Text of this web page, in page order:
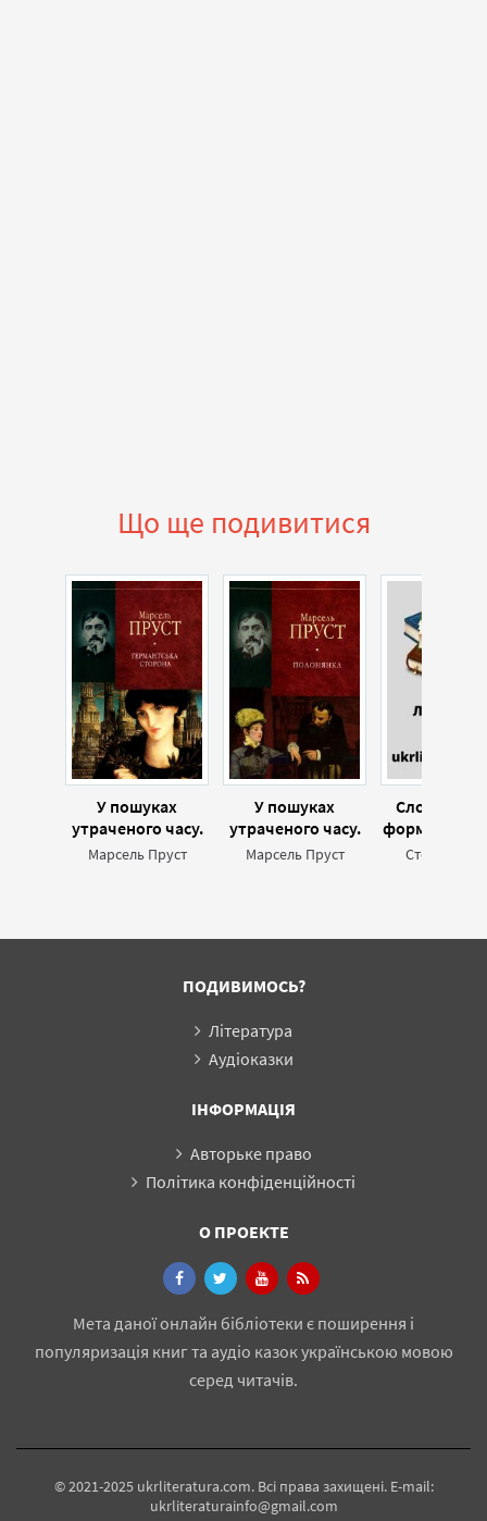
Що ще подивитися
У пошуках
утраченого часу.
Ґермантська
Марсель Пруст
У пошуках
утраченого часу.
Том 5: Полонянка
Марсель Пруст
Слово -
форма: у
Степан
ПОДИВИМОСЬ?
Література
Аудіоказки
ІНФОРМАЦІЯ
Авторьке право
Політика конфіденційності
О ПРОЕКТЕ
Мета даної онлайн бібліотеки є поширення і
популяризація книг та аудіо казок українською мовою
серед читачів.
© 2021-2025 ukrliteratura.com. Всі права захищені. E-mail:
ukrliteraturainfo@gmail.com